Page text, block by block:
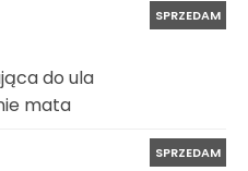
SPRZEDAM
do ula
mata
SPRZEDAM